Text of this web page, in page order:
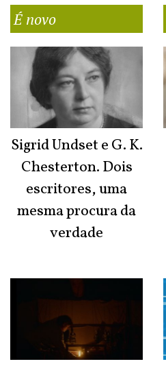
É novo
Sigrid Undset e G. K.
Chesterton. Dois
escritores, uma
mesma procura da
verdade